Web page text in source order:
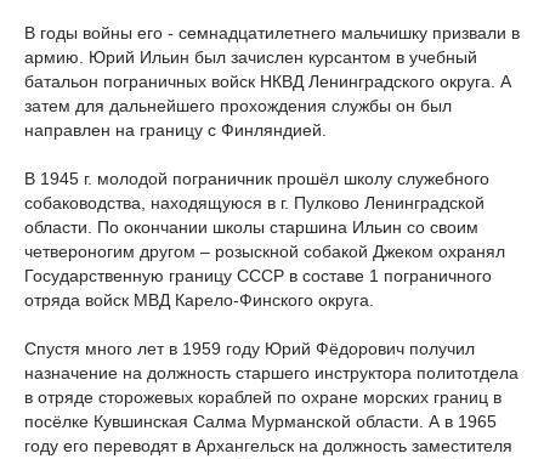
В годы войны его - семнадцатилетнего мальчишку призвали в
армию. Юрий Ильин был зачислен курсантом в учебный
батальон пограничных войск НКВД Ленинградского округа. А
затем для дальнейшего прохождения службы он был
направлен на границу с Финляндией.
В 1945 г. молодой пограничник прошёл школу служебного
собаководства, находящуюся в г. Пулково Ленинградской
области. По окончании школы старшина Ильин со своим
четвероногим другом – розыскной собакой Джеком охранял
Государственную границу СССР в составе 1 пограничного
отряда войск МВД Карело-Финского округа.
Спустя много лет в 1959 году Юрий Фёдорович получил
назначение на должность старшего инструктора политотдела
в отряде сторожевых кораблей по охране морских границ в
посёлке Кувшинская Салма Мурманской области. А в 1965
году его переводят в Архангельск на должность заместителя